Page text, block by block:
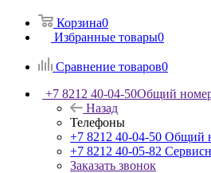
Корзина0
Избранные товары0
Сравнение товаров0
+7 8212 40-04-50Общий
Назад
Телефоны
+7 8212 40-04-50 Общий
+7 8212 40-05-82
Заказать звонок